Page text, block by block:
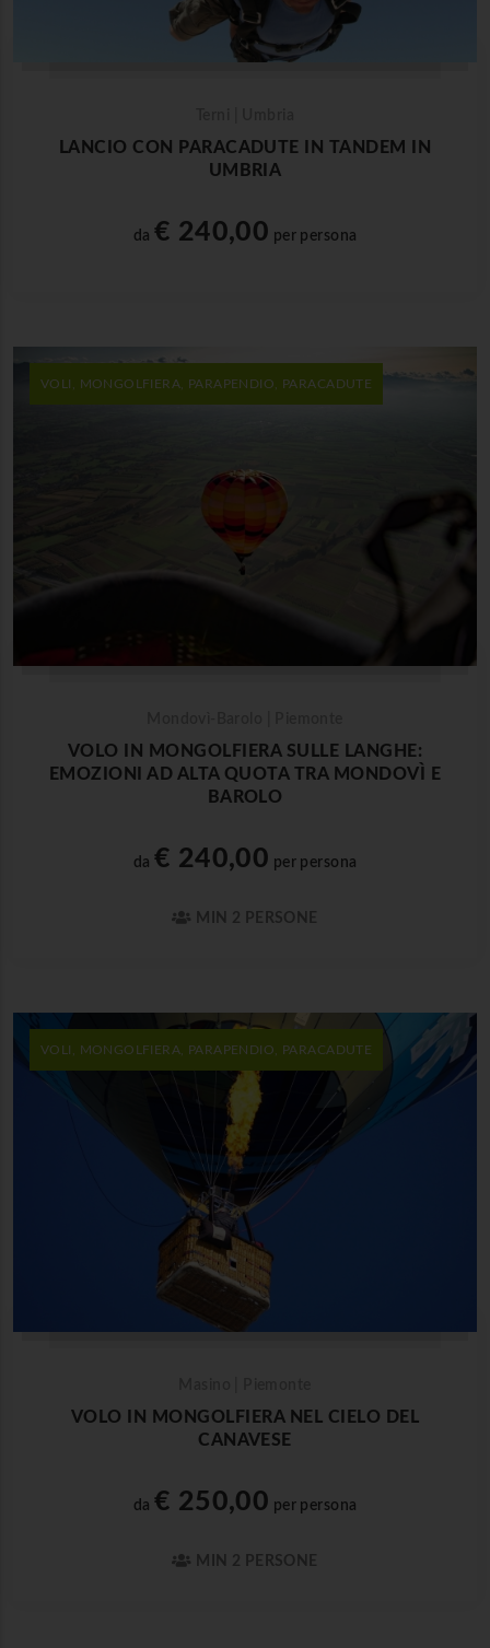
LANCIO CON PARACADUTE IN TANDEM IN
UMBRIA
da € 240,00 per persona
VOLI, MONGOLFIERA, PARAPENDIO, PARACADUTE
VOLO IN MONGOLFIERA SULLE LANGHE:
EMOZIONI AD ALTA QUOTA TRA MONDOVÌ E
BAROLO
da € 240,00 per persona
MIN 2 PERSONE
VOLI, MONGOLFIERA, PARAPENDIO, PARACADUTE
VOLO IN MONGOLFIERA NEL CIELO DEL
CANAVESE
da € 250,00 per persona
MIN 2 PERSONE